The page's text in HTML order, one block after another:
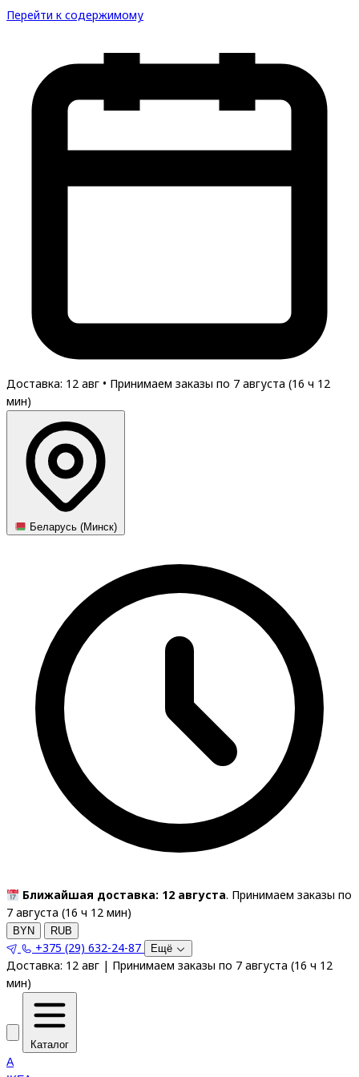
Перейти к содержимому
Доставка: 12 авг • Принимаем заказы по 7 августа (16 ч 12
мин)
Беларусь (Минск)
Ближайшая доставка: 12 августа. Принимаем заказы по
7 августа (16 ч 12 мин)
BYN RUB
+375 (29) 632-24-87 Ещё
Доставка: 12 авг | Принимаем заказы по 7 августа (16 ч 12
мин)
Каталог
A